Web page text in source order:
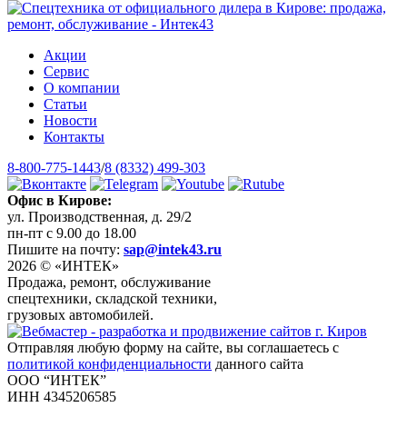
Акции
Сервис
О компании
Статьи
Новости
Контакты
8-800-775-1443/8 (8332) 499-303
Офис в Кирове:
ул. Производственная, д. 29/2
пн-пт с 9.00 до 18.00
Пишите на почту: sap@intek43.ru
2026 © «ИНТЕК»
Продажа, ремонт, обслуживание
спецтехники, складской техники,
грузовых автомобилей.
Отправляя любую форму на сайте, вы соглашаетесь с
политикой конфиденциальности данного сайта
ООО “ИНТЕК”
ИНН 4345206585